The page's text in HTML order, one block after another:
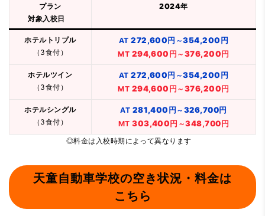
プラン
対象入校日
2024年
ホテルトリプル
（3食付）
AT272,600円 ～354,200円
MT 294,600円 ～ 376,200円
ホテルツイン
（3食付）
AT272,600円 ～354,200円
MT 294,600円 ～ 376,200円
ホテルシングル
（3食付）
AT 281,400円 ～ 326,700円
MT303,400円 ～348,700円
◎料金は入校時期によって異なります
天童自動車学校の空き状況・料金は
こちら